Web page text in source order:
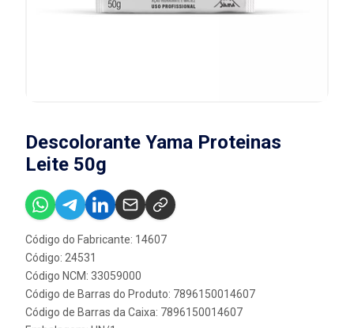
Descolorante Yama Proteinas
Leite 50g
Código do Fabricante: 14607
Código: 24531
Código NCM: 33059000
Código de Barras do Produto: 7896150014607
Código de Barras da Caixa: 7896150014607